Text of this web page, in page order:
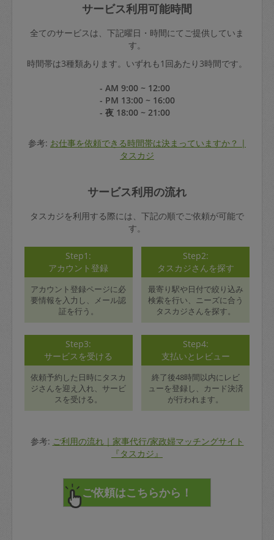
サービス利用可能時間
全てのサービスは、下記曜日・時間にてご提供していま
す。
時間帯は3種類あります。いずれも1回あたり3時間です。
- AM 9:00 ~ 12:00
- PM 13:00 ~ 16:00
- 夜 18:00 ~ 21:00
参考: お仕事を依頼できる時間帯は決まっていますか？ |
タスカジ
サービス利用の流れ
タスカジを利用する際には、下記の順でご依頼が可能で
す。
Step1:
アカウント登録
アカウント登録ページに必
要情報を入力し、メール認
証を行う。
Step2:
タスカジさんを探す
最寄り駅や日付で絞り込み
検索を行い、ニーズに合う
タスカジさんを探す。
Step3:
サービスを受ける
依頼予約した日時にタスカ
ジさんを迎え入れ、サービ
スを受ける。
Step4:
支払いとレビュー
終了後48時間以内にレビ
ューを登録し、カード決済
が行われます。
参考: ご利用の流れ｜家事代行/家政婦マッチングサイト
『タスカジ』